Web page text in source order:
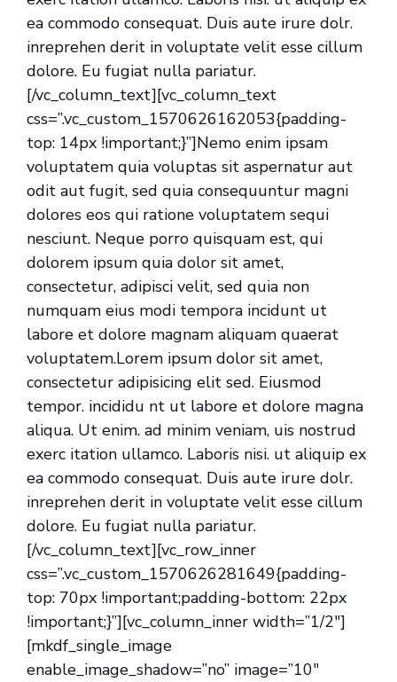
ea commodo consequat. Duis aute irure dolr.
inreprehen derit in voluptate velit esse cillum
dolore. Eu fugiat nulla pariatur.
[/vc_column_text][vc_column_text
css=”.vc_custom_1570626162053{padding-
top: 14px !important;}”]Nemo enim ipsam
voluptatem quia voluptas sit aspernatur aut
odit aut fugit, sed quia consequuntur magni
dolores eos qui ratione voluptatem sequi
nesciunt. Neque porro quisquam est, qui
dolorem ipsum quia dolor sit amet,
consectetur, adipisci velit, sed quia non
numquam eius modi tempora incidunt ut
labore et dolore magnam aliquam quaerat
voluptatem.Lorem ipsum dolor sit amet,
consectetur adipisicing elit sed. Eiusmod
tempor. incididu nt ut labore et dolore magna
aliqua. Ut enim. ad minim veniam, uis nostrud
exerc itation ullamco. Laboris nisi. ut aliquip ex
ea commodo consequat. Duis aute irure dolr.
inreprehen derit in voluptate velit esse cillum
dolore. Eu fugiat nulla pariatur.
[/vc_column_text][vc_row_inner
css=”.vc_custom_1570626281649{padding-
top: 70px !important;padding-bottom: 22px
!important;}”][vc_column_inner width=”1/2″]
[mkdf_single_image
enable_image_shadow=”no” image=”10″